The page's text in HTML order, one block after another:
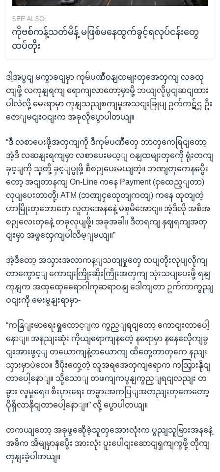
SEE ALSO:
ကိုဗစ်ကန့်သတ်မိန့် မဖြစ်မနေထွက်ခွင့်ရလုပ်ငန်းတွေ
ထပ်တိုး
ဒါ့အပွငျ မကွာခငျမှာ ကုမ်ပဏီဝနျထမျးတှအေတှကျ လခထု
တျဖို့ လကုနျရကျ ရောကျလာတော့မှာမို့ ဘယျလိုပွငျဆငျထား
ပါလဲလို့ မေးရာမှာ ကုနျသညျစကျမှုအသငျးခြုပျ ဥက်ကဋ်ဌ ဦး
ဇောျမငျးဝငျးက အခုလိုပွောပါတယျ။
“ဒီ လစာပေးဖို့အတှကျကို ဒီကုမ်ပဏီတှေ ဘာတှကေရြငျတော့
အဲ့ဒီ လဆနျးရကျမှာ လစာပေးမယ့ျ ဝနျထမျးတှကေို ရုံးတကျ
ခှင့ျကို သူတို့ ခှင့ျပွုဖို့ စီစဉျပေးမယျတဲ့။ ဘဏျတှကေနပွေီး
တော့ အငျတာနကျ On-Line ကနေ Payment (ငှထေည့ျတာ)
လုပျပေးတာတို့၊ ATM (ဘဏျငှထေုတျကတျ) ကနေ ထုတျတဲ့
ဟာမြိုးတှဘောတှေ လူတှအေနနေဲ့ မစုမိအောငျ။ အဲ့ဒီလို အစီအ
စဉျလေးတှနေဲ့ တခုလုပျဖို့၊ အခုအခါ။ ဒီတရကျ နှဈရကျအတှ
ငျးမှာ အဖွထှေကျပါလိမ့ျမယျ။”
အဲ့ဒီတော့ အသှားအလာကန့ျသတျမှုတှေ ထပျတိုးလုပျလိုကျ
တာကွောင့ျ ကောငျးကြိုးဆိုးကြိုးအတှကျ သုံးသပျပေးဖို့ ရနျ
ကုနျက အထှထှေရေောဂါကုဆရာဝနျ ဒေါကျတာ ဥက်ကာကွညျ
ဝငျးကို မေးမွနျးရာမှာ-
“ကနြျးမာရေးရှုထောင့ျက ကွည့ျရငျတော့ ကောငျးတာပေါ့
နောျ။ အနညျးဆုံး ကိုယျရောကျနတေဲ့ နရောမှာ နနေလေိုကျခွ
ငျးအားဖွင့ျ တယောကျနဲ့တယောကျ ထိတှေ့တာတှကေ နညျး
သှားမှာပဲလေ။ ဒီပိုးတှေ့တဲ့ လူအရအေတှကျရောက ကသြှားနိုငျ
တာပေါ့နောျ။ သို့သောျ တဖကျကပွနျကွည့ျရငျလညျး တ
ခွား လူမှုရေး၊ စီးပှားရေး တခွားအကပြျအတညျးတှကေတော့
ပိုရှိလာနိုငျတာပေါ့နောျ။” လို့ ပွောပါတယျ။
တကယျတော့ အခုဖွဆေိုခဲ့သူတှအေားလုံးက ပွညျသူမြားအနနေဲ့
အဓိက အိမျမှာနပွေီး အားလုံး ပူးပေါငျးဆောငျရှကျကွဖို့ တိုကျ
တှနျးခဲ့ပါတယျ။